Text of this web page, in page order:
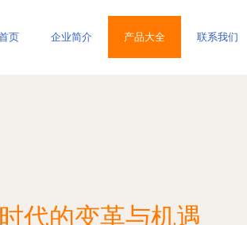
页 企业简介 产品大全 联系我们
代的变革与机遇